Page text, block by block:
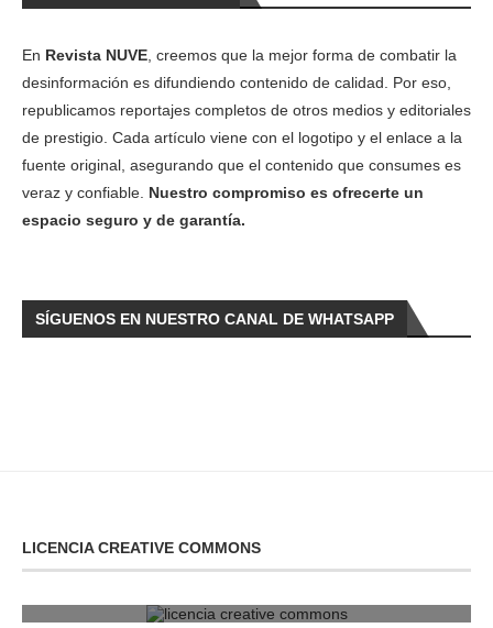
En Revista NUVE , creemos que la mejor forma de combatir la
desinformación es difundiendo contenido de calidad. Por eso,
republicamos reportajes completos de otros medios y editoriales
de prestigio. Cada artículo viene con el logotipo y el enlace a la
fuente original, asegurando que el contenido que consumes es
veraz y confiable. Nuestro compromiso es ofrecerte un
espacio seguro y de garantía.
SÍGUENOS EN NUESTRO CANAL DE WHATSAPP
LICENCIA CREATIVE COMMONS